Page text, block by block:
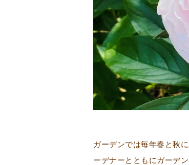
ガーデンでは毎年春と秋
ーデナーとともにガーデン